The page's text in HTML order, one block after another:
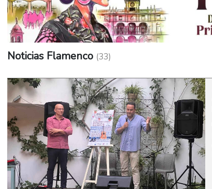
Noticias Flamenco (33)